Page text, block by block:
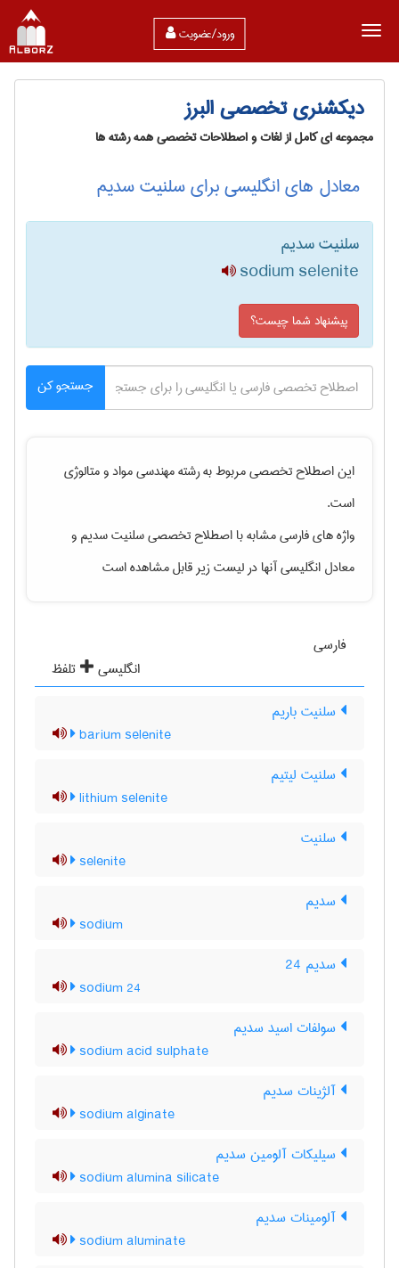
ورود/عضویت
دیکشنری تخصصی البرز
مجموعه ای کامل از لغات و اصطلاحات تخصصی همه رشته ها
معادل های انگلیسی برای سلنیت سدیم
سلنیت سدیم
sodium selenite
پیشنهاد شما چیست؟
جستجو کن
این اصطلاح تخصصی مربوط به رشتهمهندسی مواد و متالوژی
است.
واژه های فارسی مشابه با اصطلاح تخصصیسلنیت سدیمو
معادل انگلیسی آنها در لیست زیر قابل مشاهده است
فارسی
انگلیسی
تلفظ
سلنیت باریم
barium selenite
سلنیت لیتیم
lithium selenite
سلنیت
selenite
سدیم
sodium
سدیم 24
sodium 24
سولفات اسید سدیم
sodium acid sulphate
آلژینات سدیم
sodium alginate
سیلیکات آلومین سدیم
sodium alumina silicate
آلومینات سدیم
sodium aluminate